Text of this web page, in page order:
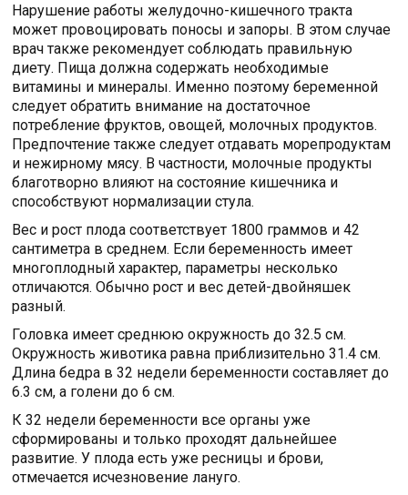
Нарушение работы желудочно-кишечного тракта
может провоцировать поносы и запоры. В этом случае
врач также рекомендует соблюдать правильную
диету. Пища должна содержать необходимые
витамины и минералы. Именно поэтому беременной
следует обратить внимание на достаточное
потребление фруктов, овощей, молочных продуктов.
Предпочтение также следует отдавать морепродуктам
и нежирному мясу. В частности, молочные продукты
благотворно влияют на состояние кишечника и
способствуют нормализации стула.
Вес и рост плода соответствует 1800 граммов и 42
сантиметра в среднем. Если беременность имеет
многоплодный характер, параметры несколько
отличаются. Обычно рост и вес детей-двойняшек
разный.
Головка имеет среднюю окружность до 32.5 см.
Окружность животика равна приблизительно 31.4 см.
Длина бедра в 32 недели беременности составляет до
6.3 см, а голени до 6 см.
К 32 недели беременности все органы уже
сформированы и только проходят дальнейшее
развитие. У плода есть уже ресницы и брови,
отмечается исчезновение лануго.